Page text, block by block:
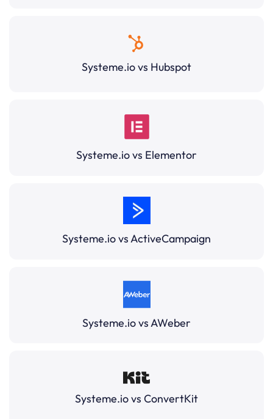
Systeme.io vs Hubspot
Systeme.io vs Elementor
Systeme.io vs ActiveCampaign
Systeme.io vs AWeber
Systeme.io vs ConvertKit